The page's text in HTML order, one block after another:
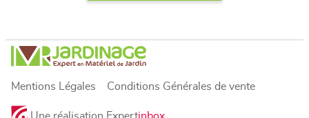
Mentions Légales Conditions Générales de vente